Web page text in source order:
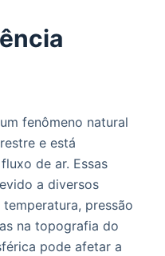
fenômeno natural
e está
de ar. Essas
a diversos
pressão
na topografia do
pode afetar a